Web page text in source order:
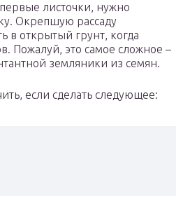
первые листочки, нужно
Окрепшую рассаду
в открытый грунт, когда
Пожалуй, это самое сложное –
земляники из семян.
если сделать следующее: